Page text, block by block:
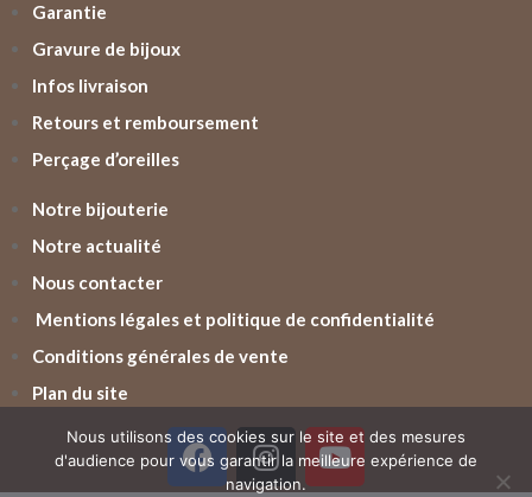
Garantie
Gravure de bijoux
Infos livraison
Retours et remboursement
Perçage d’oreilles
Notre bijouterie
Notre actualité
Nous contacter
Mentions légales et politique de confidentialité
Conditions générales de vente
Plan du site
Nous utilisons des cookies sur le site et des mesures
d'audience pour vous garantir la meilleure expérience de
navigation.